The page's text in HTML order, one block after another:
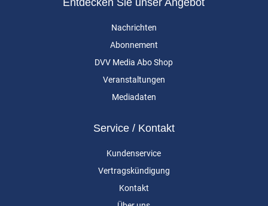
Nachrichten
Abonnement
DVV Media Abo Shop
Veranstaltungen
Mediadaten
Service / Kontakt
Kundenservice
Vertragskündigung
Kontakt